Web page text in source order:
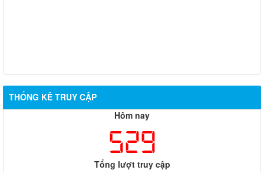
THỐNG KÊ TRUY CẬP
Hôm nay
529
Tổng lượt truy cập